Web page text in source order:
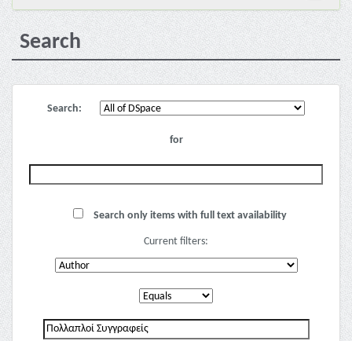
Search
Search:
for
Search only items with full text availability
Current filters: